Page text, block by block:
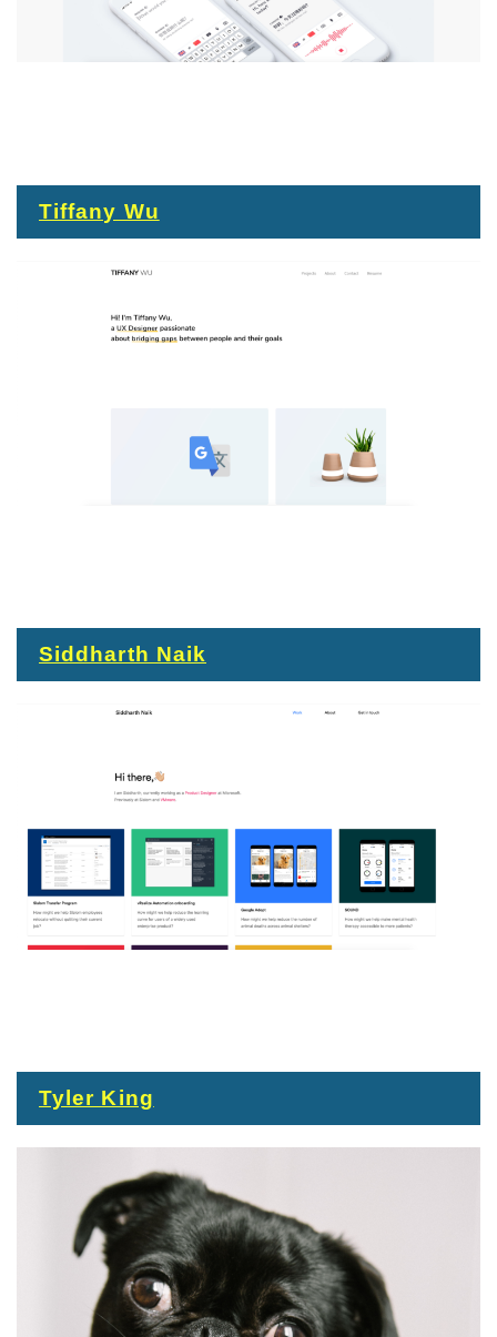
Tiffany Wu
Siddharth Naik
Tyler King